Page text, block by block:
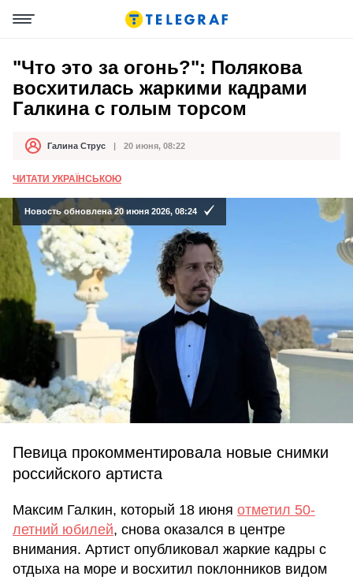
"Что это за огонь?": Полякова
восхитилась жаркими кадрами
Галкина с голым торсом
АвторГалина Струс
Дата публикации 20 июня, 08:22
ЧИТАТИ УКРАЇНСЬКОЮ
Новость обновлена 20 июня 2026, 08:24
Певица прокомментировала новые снимки
российского артиста
Максим Галкин, который 18 июня отметил 50-
летний юбилей, снова оказался в центре
внимания. Артист опубликовал жаркие кадры с
отдыха на море и восхитил поклонников видом